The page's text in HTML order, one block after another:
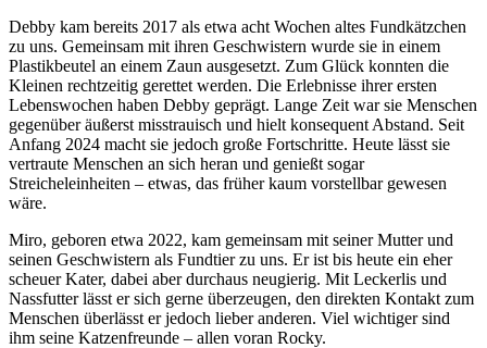
Debby kam bereits 2017 als etwa acht Wochen altes Fundkätzchen
zu uns. Gemeinsam mit ihren Geschwistern wurde sie in einem
Plastikbeutel an einem Zaun ausgesetzt. Zum Glück konnten die
Kleinen rechtzeitig gerettet werden. Die Erlebnisse ihrer ersten
Lebenswochen haben Debby geprägt. Lange Zeit war sie Menschen
gegenüber äußerst misstrauisch und hielt konsequent Abstand. Seit
Anfang 2024 macht sie jedoch große Fortschritte. Heute lässt sie
vertraute Menschen an sich heran und genießt sogar
Streicheleinheiten – etwas, das früher kaum vorstellbar gewesen
wäre.
Miro, geboren etwa 2022, kam gemeinsam mit seiner Mutter und
seinen Geschwistern als Fundtier zu uns. Er ist bis heute ein eher
scheuer Kater, dabei aber durchaus neugierig. Mit Leckerlis und
Nassfutter lässt er sich gerne überzeugen, den direkten Kontakt zum
Menschen überlässt er jedoch lieber anderen. Viel wichtiger sind
ihm seine Katzenfreunde – allen voran Rocky.